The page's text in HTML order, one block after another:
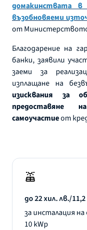
домакинствата
възобновяеми
от
Благодарение на
банки, заявили
заеми за
изплащане на
изисквания за
предоставяне
самоучастиеот
до 22 хил. лв./
за инсталация
10 kWp